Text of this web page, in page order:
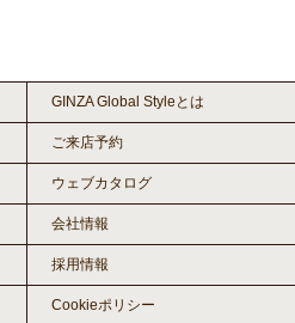
GINZA Global Styleとは
ご来店予約
ウェブカタログ
会社情報
採用情報
Cookieポリシー